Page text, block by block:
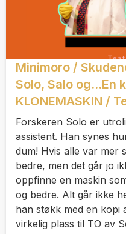
Minimoro /
Solo, Salo og...En
KLONEMASKIN /
Forskeren Solo er
assistent. Han synes
dum! Hvis alle var mer
bedre, men det går jo
oppfinne en maskin
og bedre. Alt går ikke
han støkk med en kopi
virkelig plass til TO av